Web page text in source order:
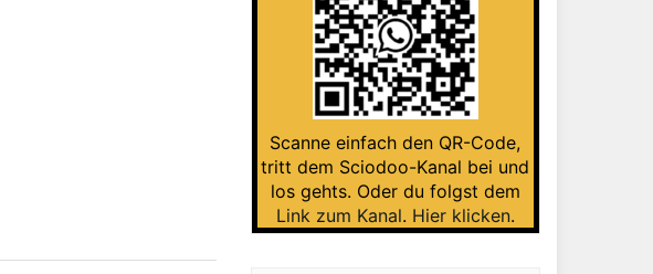
Scanne einfach den QR-Code,
tritt dem Sciodoo-Kanal bei und
los gehts. Oder du folgst dem
Link zum Kanal. Hier klicken.